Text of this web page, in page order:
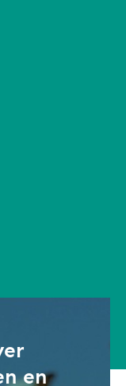
en